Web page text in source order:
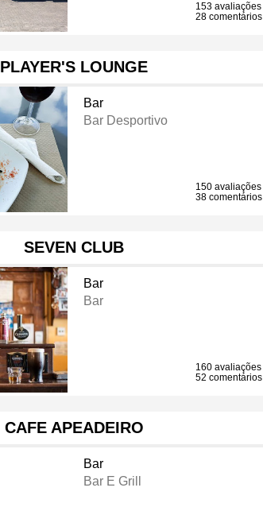
153 avaliações
28 comentários
PLAYER'S LOUNGE
Bar
Bar Desportivo
150 avaliações
38 comentários
SEVEN CLUB
Bar
Bar
160 avaliações
52 comentários
CAFE APEADEIRO
Bar
Bar E Grill